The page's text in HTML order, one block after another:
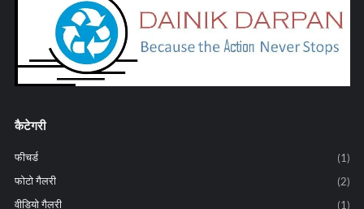
कैटेगरी
फीचर्ड
(1)
फोटो गैलरी
(2)
वीडियो गैलरी
(1)